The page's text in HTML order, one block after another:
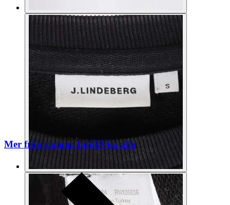
Mer från samma butikVisa alla